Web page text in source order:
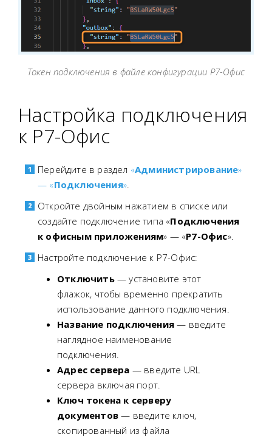
Токен подключения в файле конфигурации Р7-Офис
Настройка подключения
к Р7-Офис
Перейдите в раздел «Администрирование»
— «Подключения»
Откройте двойным нажатием в списке или
создайте подключение типа «Подключения
к офисным приложениям» — «Р7-Офис».
Настройте подключение к Р7-Офис:
Отключить— установите этот
флажок, чтобы временно прекратить
использование данного подключения.
Название подключения — введите
наглядное наименование
подключения.
Адрес сервера — введите URL
сервера включая порт.
Ключ токена к серверу
документов — введите ключ,
скопированный из файла